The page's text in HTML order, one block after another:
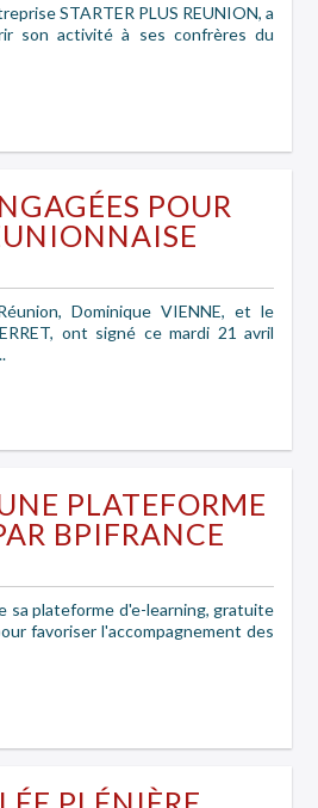
STARTER PLUS REUNION, a
son activité à ses confrères du
POUR
Dominique VIENNE, et le
ont signé ce mardi 21 avril
PLATEFORME
BPIFRANCE
sa plateforme d'e-learning, gratuite
favoriser l'accompagnement des